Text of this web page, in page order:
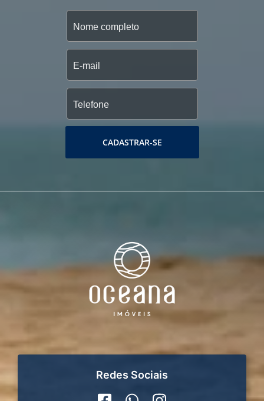
CADASTRAR-SE
Redes Sociais